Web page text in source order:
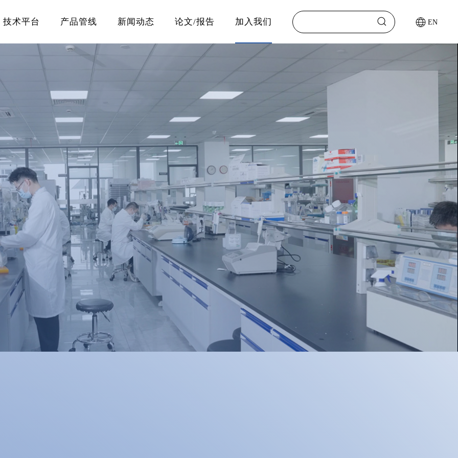
技术平台 产品管线 新闻动态 论文/报告 加入我们 EN